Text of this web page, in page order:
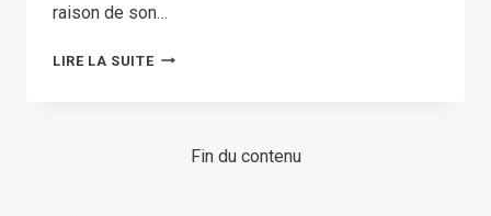
raison de son…
LIRE LA SUITEBRANDED
GUIDANCE
Fin du contenu